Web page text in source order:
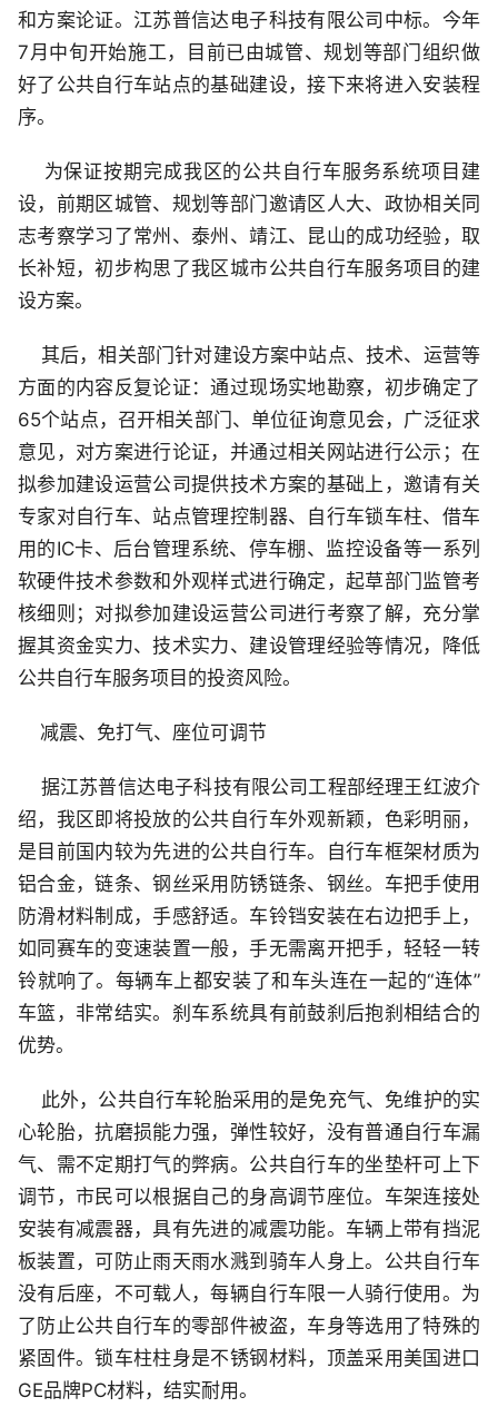
和方案论证。江苏普信达电子科技有限公司中标。今年
7月中旬开始施工，目前已由城管、规划等部门组织做
好了公共自行车站点的基础建设，接下来将进入安装程
序。
为保证按期完成我区的公共自行车服务系统项目建
设，前期区城管、规划等部门邀请区人大、政协相关同
志考察学习了常州、泰州、靖江、昆山的成功经验，取
长补短，初步构思了我区城市公共自行车服务项目的建
设方案。
其后，相关部门针对建设方案中站点、技术、运营等
方面的内容反复论证：通过现场实地勘察，初步确定了
65个站点，召开相关部门、单位征询意见会，广泛征求
意见，对方案进行论证，并通过相关网站进行公示；在
拟参加建设运营公司提供技术方案的基础上，邀请有关
专家对自行车、站点管理控制器、自行车锁车柱、借车
用的IC卡、后台管理系统、停车棚、监控设备等一系列
软硬件技术参数和外观样式进行确定，起草部门监管考
核细则；对拟参加建设运营公司进行考察了解，充分掌
握其资金实力、技术实力、建设管理经验等情况，降低
公共自行车服务项目的投资风险。
减震、免打气、座位可调节
据江苏普信达电子科技有限公司工程部经理王红波介
绍，我区即将投放的公共自行车外观新颖，色彩明丽，
是目前国内较为先进的公共自行车。自行车框架材质为
铝合金，链条、钢丝采用防锈链条、钢丝。车把手使用
防滑材料制成，手感舒适。车铃铛安装在右边把手上，
如同赛车的变速装置一般，手无需离开把手，轻轻一转
铃就响了。每辆车上都安装了和车头连在一起的“连体”
车篮，非常结实。刹车系统具有前鼓刹后抱刹相结合的
优势。
此外，公共自行车轮胎采用的是免充气、免维护的实
心轮胎，抗磨损能力强，弹性较好，没有普通自行车漏
气、需不定期打气的弊病。公共自行车的坐垫杆可上下
调节，市民可以根据自己的身高调节座位。车架连接处
安装有减震器，具有先进的减震功能。车辆上带有挡泥
板装置，可防止雨天雨水溅到骑车人身上。公共自行车
没有后座，不可载人，每辆自行车限一人骑行使用。为
了防止公共自行车的零部件被盗，车身等选用了特殊的
紧固件。锁车柱柱身是不锈钢材料，顶盖采用美国进口
GE品牌PC材料，结实耐用。